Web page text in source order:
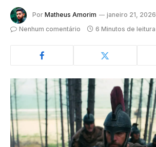
Por Matheus Amorim
janeiro 21, 2026
Nenhum comentário
6 Minutos de leitura